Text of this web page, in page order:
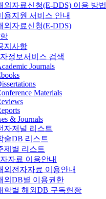
외자료신청(E-DDS) 이용 방법
용지원 서비스 안내
외자료신청(E-DDS)
지사항
정보서비스 검색
Journals
Materials
& Journals
자저널 리스트
술DB 리스트
제별 리스트
자료 이용안내
외전자자료 이용안내
외DB별 이용권한
학별 해외DB 구독현황